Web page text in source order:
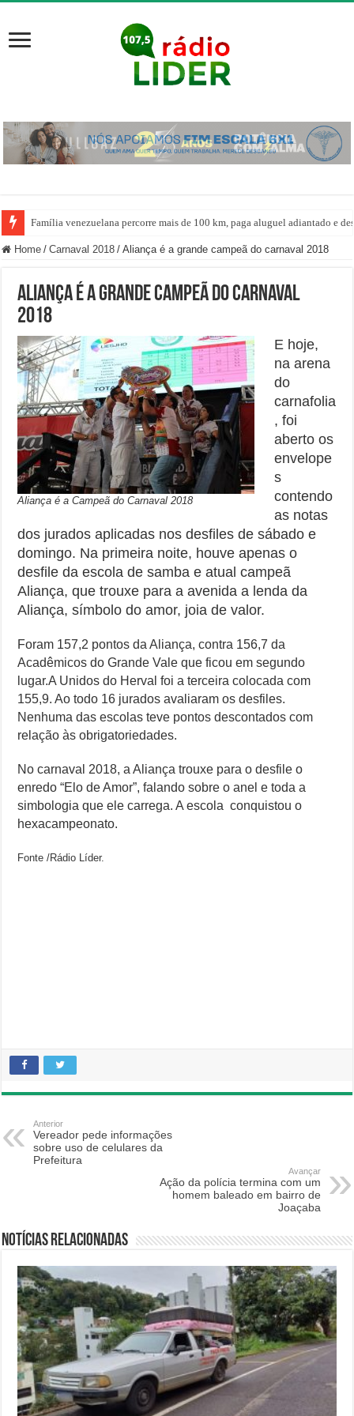
Família venezuelana percorre mais de 100 km, paga aluguel adiantado e
Home / Carnaval 2018 / Aliança é a grande campeã do carnaval 2018
Aliança é a grande campeã do carnaval
2018
Aliança é a Campeã do Carnaval 2018
E hoje,
na arena
do
carnafolia
, foi
aberto os
envelope
s
contendo
as notas
dos jurados aplicadas nos desfiles de sábado e
domingo. Na primeira noite, houve apenas o
desfile da escola de samba e atual campeã
Aliança, que trouxe para a avenida a lenda da
Aliança, símbolo do amor, joia de valor.
Foram 157,2 pontos da Aliança, contra 156,7 da
Acadêmicos do Grande Vale que ficou em segundo
lugar.A Unidos do Herval foi a terceira colocada com
155,9. Ao todo 16 jurados avaliaram os desfiles.
Nenhuma das escolas teve pontos descontados com
relação às obrigatoriedades.
No carnaval 2018, a Aliança trouxe para o desfile o
enredo “Elo de Amor”, falando sobre o anel e toda a
simbologia que ele carrega. A escola conquistou o
hexacampeonato.
Fonte /Rádio Líder.
Anterior
Vereador pede informações
sobre uso de celulares da
Prefeitura
Avançar
Ação da polícia termina com um
homem baleado em bairro de
Joaçaba
Notícias relacionadas